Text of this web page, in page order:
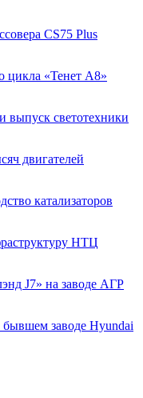
CS75 Plus
цикла «Тенет A8»
выпуск светотехники
двигателей
катализаторов
НТЦ
J7» на заводе АГР
заводе Hyundai